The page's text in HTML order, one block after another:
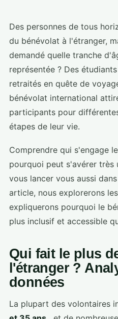
Des personnes de tous
du bénévolat à l'étranger,
demandé quelle tranche
représentée ? Des
retraités en quête de
bénévolat international
participants pour
étapes de leur vie.
Comprendre qui s'engage
pourquoi peut s'avérer très
vous lancer vous aussi
article, nous explorerons
expliquerons pourquoi le
plus inclusif et accessible
Qui fait le plus
l'étranger ?
données
La plupart des volontaires